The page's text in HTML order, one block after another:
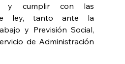
y cumplir con las
ley, tanto ante la
y Previsión Social,
de Administración